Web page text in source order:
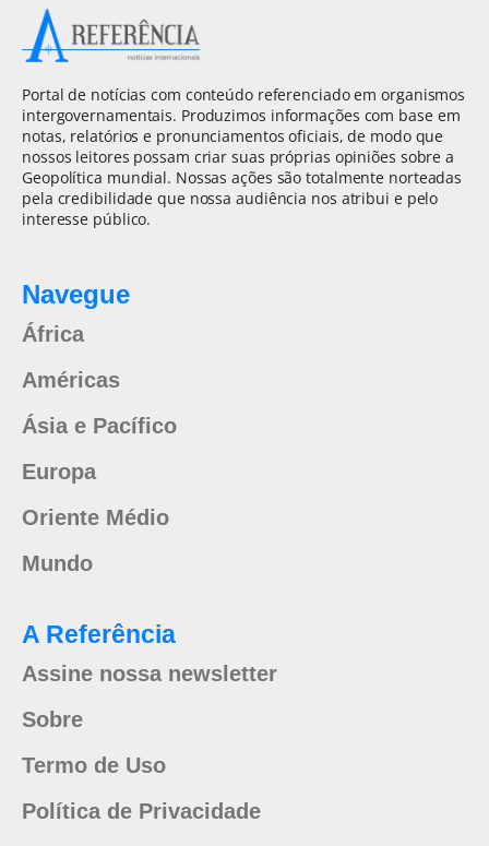
Portal de notícias com conteúdo referenciado em organismos
intergovernamentais. Produzimos informações com base em
notas, relatórios e pronunciamentos oficiais, de modo que
nossos leitores possam criar suas próprias opiniões sobre a
Geopolítica mundial. Nossas ações são totalmente norteadas
pela credibilidade que nossa audiência nos atribui e pelo
interesse público.
Navegue
África
Américas
Ásia e Pacífico
Europa
Oriente Médio
Mundo
A Referência
Assine nossa newsletter
Sobre
Termo de Uso
Política de Privacidade